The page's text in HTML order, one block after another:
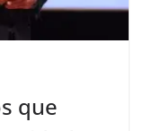
que